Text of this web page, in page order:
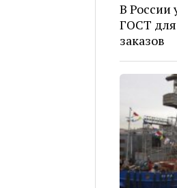
В России
ГОСТ
заказов